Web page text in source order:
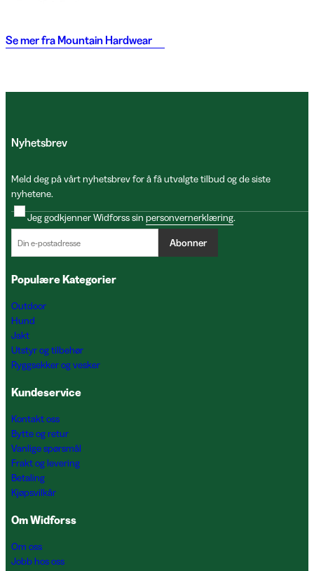
Se mer fra Mountain Hardwear
Nyhetsbrev
Meld deg på vårt nyhetsbrev for å få utvalgte tilbud og de siste
nyhetene.
Jeg godkjenner Widforss sin personvernerklæring.
Abonner
Populære Kategorier
Outdoor
Hund
Jakt
Utstyr og tilbehør
Ryggsekker og vesker
Kundeservice
Kontakt oss
Bytte og retur
Vanlige spørsmål
Frakt og levering
Betaling
Kjøpsvilkår
Om Widforss
Om oss
Jobb hos oss